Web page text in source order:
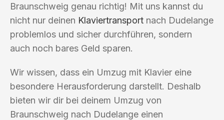
Braunschweig genau richtig! Mit uns kannst du
nicht nur deinen Klaviertransport nach Dudelange
problemlos und sicher durchführen, sondern
auch noch bares Geld sparen.
Wir wissen, dass ein Umzug mit Klavier eine
besondere Herausforderung darstellt. Deshalb
bieten wir dir bei deinem Umzug von
Braunschweig nach Dudelange einen